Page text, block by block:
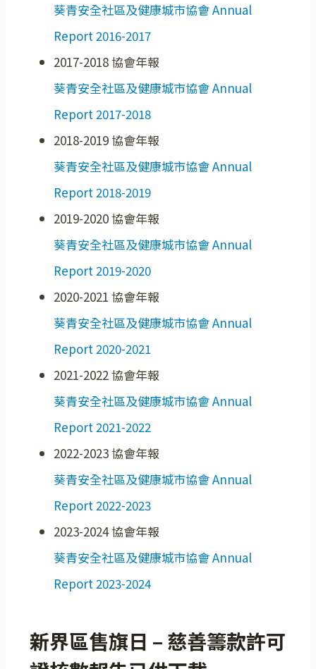
葵青安全社區及健康城市協會 Annual
Report 2016-2017
2017-2018 協會年報
葵青安全社區及健康城市協會 Annual
Report 2017-2018
2018-2019 協會年報
葵青安全社區及健康城市協會 Annual
Report 2018-2019
2019-2020 協會年報
葵青安全社區及健康城市協會 Annual
Report 2019-2020
2020-2021 協會年報
葵青安全社區及健康城市協會 Annual
Report 2020-2021
2021-2022 協會年報
葵青安全社區及健康城市協會 Annual
Report 2021-2022
2022-2023 協會年報
葵青安全社區及健康城市協會 Annual
Report 2022-2023
2023-2024 協會年報
葵青安全社區及健康城市協會 Annual
Report 2023-2024
新界區售旗日 – 慈善籌款許可